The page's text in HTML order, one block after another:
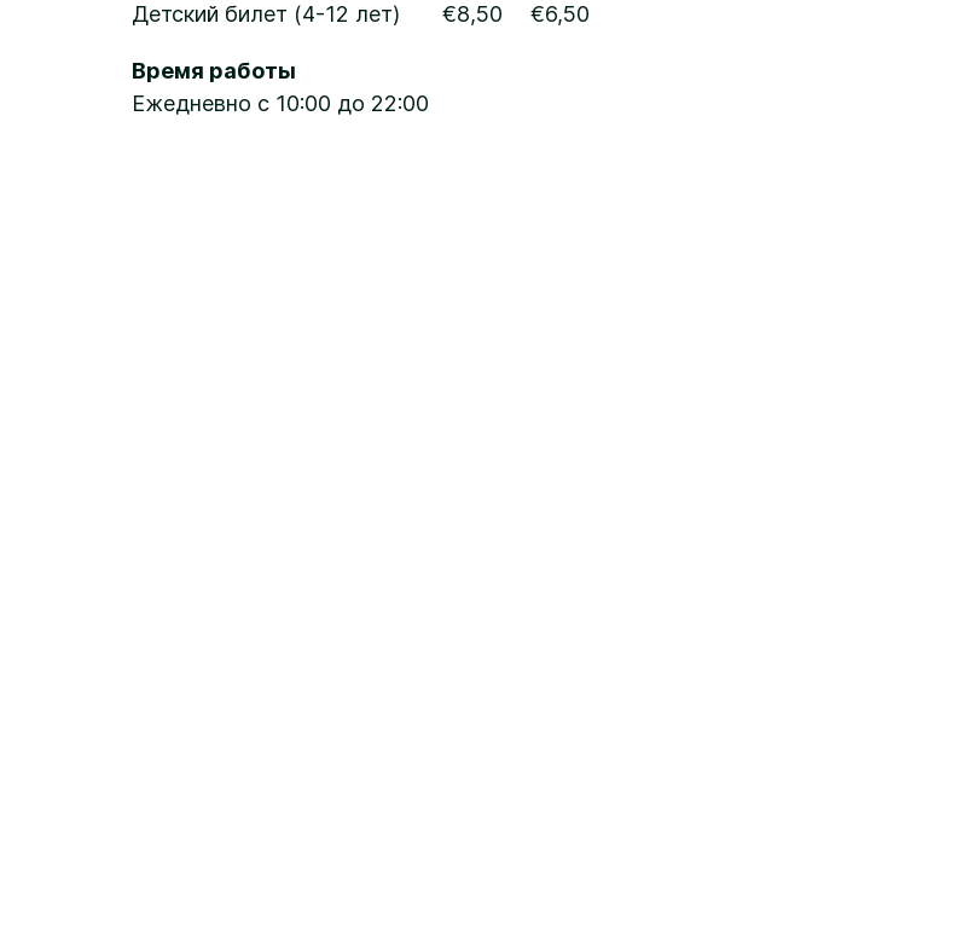
Детский билет (4-12 лет)
€8,50 €6,50
Время работы
Ежедневно с 10:00 до 22:00